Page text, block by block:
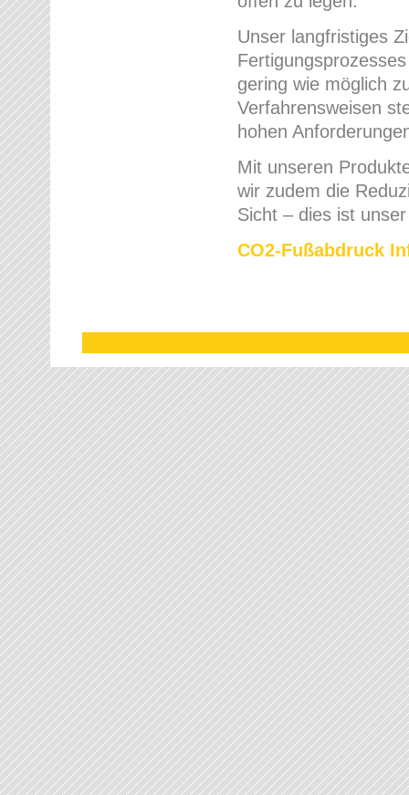
Unser langfristiges
gering wie möglich
Verfahrensweisen
hohen
Mit unseren
wir zudem die
Sicht – dies ist
CO2-Fußabdruck